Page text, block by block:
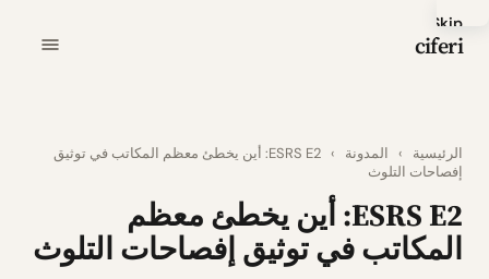
Skip
to
ciferi
الرئيسية › المدونة ›
ESRS E2: أين يخطئ معظم المكاتب في توثيق
إفصاحات التلوث
ESRS E2: أين يخطئ معظم
المكاتب في توثيق إفصاحات التلوث